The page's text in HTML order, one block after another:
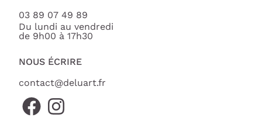
03 89 07 49 89
Du lundi au vendredi
de 9h00 à 17h30
NOUS ÉCRIRE
contact@deluart.fr